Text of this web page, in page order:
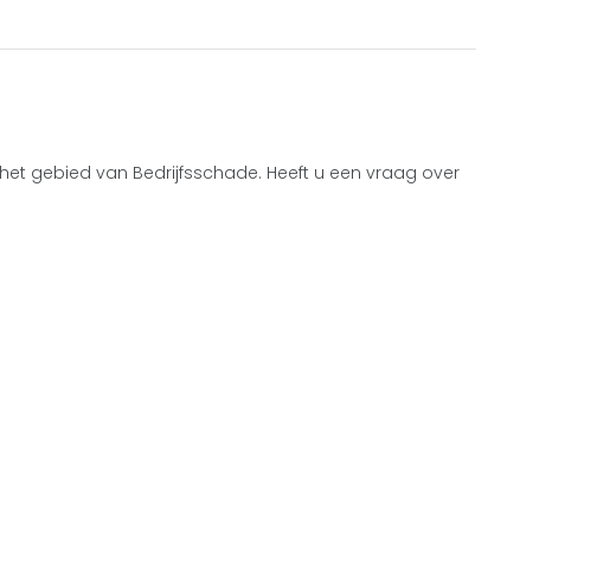
gebied van Bedrijfsschade. Heeft u een vraag over